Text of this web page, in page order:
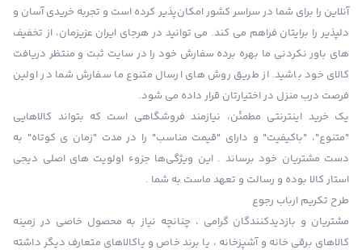
آنلاین را برای شما در سراسر کشور امکان‌پذیر کرده است و تجربه خریدی آسان و
دلپذیر را برایتان فراهم می کند. می توانید در هرجای ایران عزیزمان، از تخفیف
های باور نکردنی ما بهره برده سفارش خود را در سایت ثبت و منتظر دریافت
کالای خود باشید. از طریق روش های ارسال متنوع ما سفارش شما در اولین
فرصت درب منزل در اختیارتان قرار داده می شود.
یک خرید اینترنتی مطمئن، نیازمند فروشگاهی است که بتواند کالاهایی
"متنوع"، "باکیفیت" و دارای "قیمت مناسب" را در مدت "زمان ی کوتاه" به
دست مشتریان خود برساند . این ویژگی‌ها جزوء اولویت های اصلی دیجی
استار کالا بوده و رسالت و تعهد ماست به شما .
طرح تکریم ارباب رجوع
مشتریان و بازدیدکنندگان گرامی ، چنانچه نیاز به محصول خاصی در زمینه
کالاهای برقی خانه و آشپزخانه ، یا برند خاص و یاکالاهای متعارف دیگر داشته